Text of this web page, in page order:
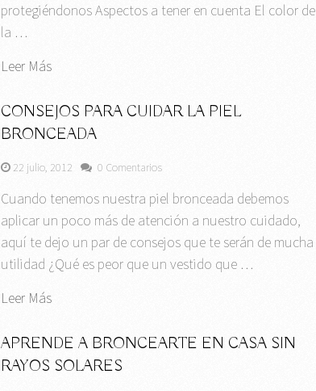
protegiéndonos Aspectos a tener en cuenta El color de
la …
Leer Más
CONSEJOS PARA CUIDAR LA PIEL
BRONCEADA
22 julio, 2012 0 Comentarios
Cuando tenemos nuestra piel bronceada debemos
aplicar un poco más de atención a nuestro cuidado,
aquí te dejo un par de consejos que te serán de mucha
utilidad ¿Qué es peor que un vestido que …
Leer Más
APRENDE A BRONCEARTE EN CASA SIN
RAYOS SOLARES